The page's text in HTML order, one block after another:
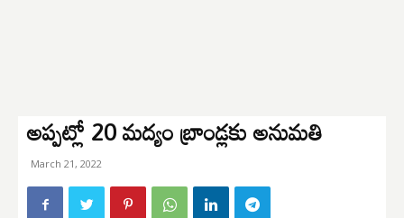
అప్పట్లో 20 మద్యం బ్రాండ్లకు అనుమతి
March 21, 2022